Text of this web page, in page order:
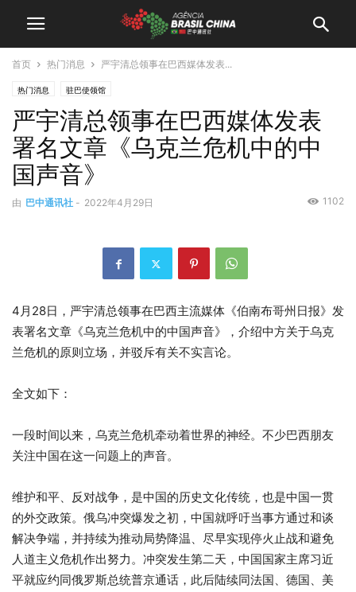
首页 热门消息 严宇清总领事在巴西媒体发表...
热门消息 驻巴使领馆
严宇清总领事在巴西媒体发表
署名文章《乌克兰危机中的中
国声音》
由 巴中通讯社 - 2022年4月29日 1102
4月28日，严宇清总领事在巴西主流媒体《伯南布哥州日报》发
表署名文章《乌克兰危机中的中国声音》，介绍中方关于乌克
兰危机的原则立场，并驳斥有关不实言论。
全文如下：
一段时间以来，乌克兰危机牵动着世界的神经。不少巴西朋友
关注中国在这一问题上的声音。
维护和平、反对战争，是中国的历史文化传统，也是中国一贯
的外交政策。俄乌冲突爆发之初，中国就呼吁当事方通过和谈
解决争端，并持续为推动局势降温、尽早实现停火止战和避免
人道主义危机作出努力。冲突发生第二天，中国国家主席习近
平就应约同俄罗斯总统普京通话，此后陆续同法国、德国、美